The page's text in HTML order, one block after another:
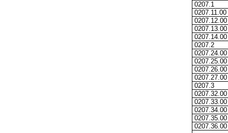
0207.1
0207.11.00
0207.12.00
0207.13.00
0207.14.00
0207.2
0207.24.00
0207.25.00
0207.26.00
0207.27.00
0207.3
0207.32.00
0207.33.00
0207.34.00
0207.35.00
0207.36.00